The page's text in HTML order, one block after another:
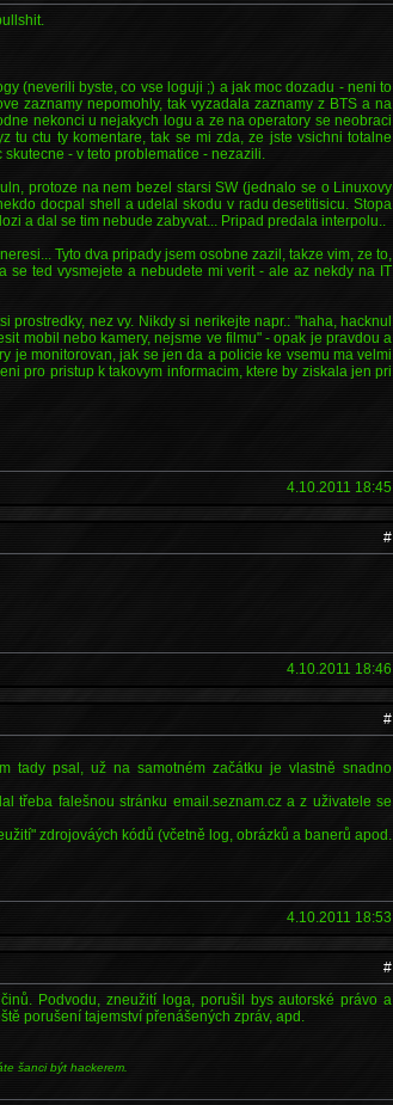
(neverili byste, co vse loguji ;) a jak moc dozadu - neni to
zaznamy nepomohly, tak vyzadala zaznamy z BTS a na
nekonci u nejakych logu a ze na operatory se neobraci
tu ctu ty komentare, tak se mi zda, ze jste vsichni totalne
- v teto problematice - nezazili.
protoze na nem bezel starsi SW (jednalo se o Linuxovy
docpal shell a udelal skodu v radu desetitisicu. Stopa
a dal se tim nebude zabyvat... Pripad predala interpolu..
Tyto dva pripady jsem osobne zazil, takze vim, ze to,
se ted vysmejete a nebudete mi verit - ale az nekdy na IT
nez vy. Nikdy si nerikejte napr.: "haha, hacknul
mobil nebo kamery, nejsme ve filmu" - opak je pravdou a
je monitorovan, jak se jen da a policie ke vsemu ma velmi
pro pristup k takovym informacim, ktere by ziskala jen pri
4.10.2011 18:45
#
4.10.2011 18:46
#
tady psal, už na samotném začátku je vlastně snadno
třeba falešnou stránku email.seznam.cz a z uživatele se
zdrojováých kódů (včetně log, obrázků a banerů apod.
4.10.2011 18:53
#
Podvodu, zneužití loga, porušil bys autorské právo a
porušení tajemství přenášených zpráv, apd.
šanci být hackerem.